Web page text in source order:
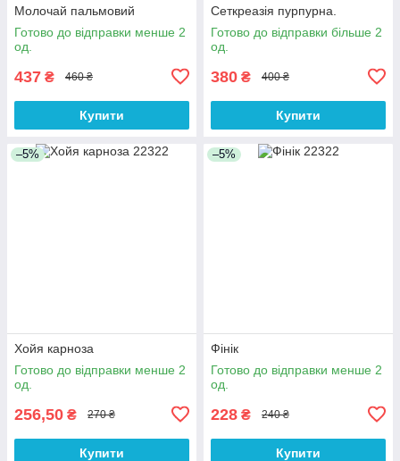
Молочай пальмовий
Готово до відправки менше 2
од.
437 ₴ 460 ₴
Купити
Сеткреазія пурпурна.
Готово до відправки більше 2
од.
380 ₴ 400 ₴
Купити
–5%
Хойя карноза
Готово до відправки менше 2
од.
256,50 ₴ 270 ₴
Купити
–5%
Фінік
Готово до відправки менше 2
од.
228 ₴ 240 ₴
Купити